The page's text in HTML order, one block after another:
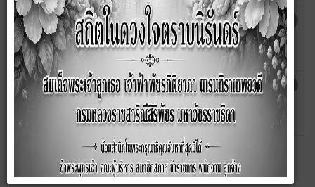
ประกาศ เรื่อง ประกาศสำเนางบแสดงฐานะ
ทางการเงิน ประจำปี งบประมาณ พ.ศ.
2563
เขียน
โดย
wanna
ฮิต: 5622
ประกาศ เรื่อง รายงานแสดงผลการดำเนินงาน
ไตรมาสที่ 4 ประจำปีงบประมาณ 2563
เขียน
โดย
wanna
ฮิต: 6176